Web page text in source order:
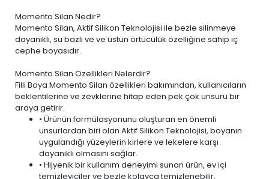
Momento Silan Nedir?
Momento Silan, Aktif Silikon Teknolojisi ile bezle silinmeye
dayanıklı, su bazlı ve ve üstün örtücülük özelliğine sahip iç
cephe boyasıdır.
Momento Silan Özellikleri Nelerdir?
Filli Boya Momento Silan özellikleri bakımından, kullanıcıların
beklentilerine ve zevklerine hitap eden pek çok unsuru bir
araya getirir.
• Ürünün formülasyonunu oluşturan en önemli
unsurlardan biri olan Aktif Silikon Teknolojisi, boyanın
uygulandığı yüzeylerin kirlere ve lekelere karşı
dayanıklı olmasını sağlar.
• Hijyenik bir kullanım deneyimi sunan ürün, ev içi
temizleyiciler ve bezle kolayca temizlenebilir,